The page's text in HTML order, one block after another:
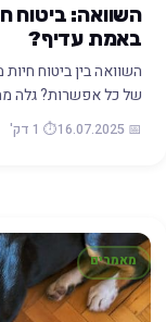
השוואה: ביטוח
באמת עדיף?
השוואה בין ביטוח
של כל אפשרות? גלה
📅 16.07.2025 ⏱️ 1 דק'
מאמרים